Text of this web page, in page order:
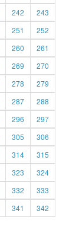
242
243
251
252
260
261
269
270
278
279
287
288
296
297
305
306
314
315
323
324
332
333
341
342